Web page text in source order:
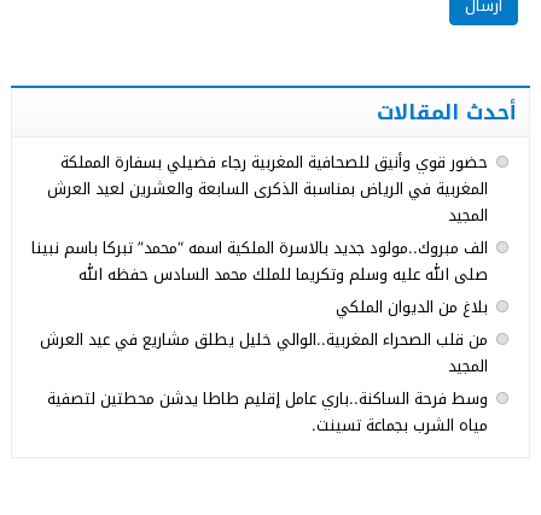
أحدث المقالات
حضور قوي وأنيق للصحافية المغربية رجاء فضيلي بسفارة المملكة
المغربية في الرياض بمناسبة الذكرى السابعة والعشرين لعيد العرش
المجيد
الف مبروك..مولود جديد بالاسرة الملكية اسمه “محمد” تبركا باسم نبينا
صلى الله عليه وسلم وتكريما للملك محمد السادس حفظه الله
بلاغ من الديوان الملكي
من قلب الصحراء المغربية..الوالي خليل يطلق مشاريع في عيد العرش
المجيد
وسط فرحة الساكنة..باري عامل إقليم طاطا يدشن محطتين لتصفية
مياه الشرب بجماعة تسينت.